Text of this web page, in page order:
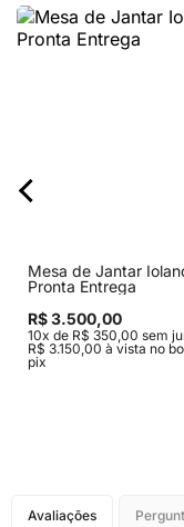
Mesa de Jantar
Pronta Entrega
R$ 3.500,00
10x de R$ 350,00 sem
R$ 3.150,00 à vista no
pix
Avaliações